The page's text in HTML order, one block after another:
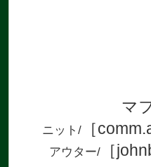
マ
ニット/ ［
アウター/ ［